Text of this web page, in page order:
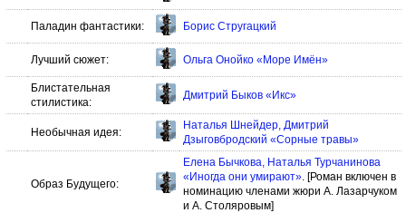
Паладин фантастики: Борис Стругацкий
Лучший сюжет: Ольга Онойко «Море Имён»
Блистательная
стилистика:
Дмитрий Быков «Икс»
Необычная идея:
Наталья Шнейдер, Дмитрий
Дзыговбродский «Сорные травы»
Образ Будущего:
Елена Бычкова, Наталья Турчанинова
«Иногда они умирают». [Роман включен в
номинацию членами жюри А. Лазарчуком
и А. Столяровым]